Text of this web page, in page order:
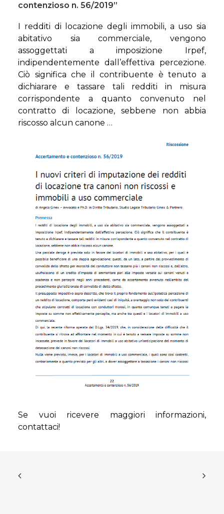
contenzioso n. 56/2019”
I redditi di locazione degli immobili, a uso sia
abitativo sia commerciale, vengono
assoggettati a imposizione Irpef,
indipendentemente dall’effettiva percezione.
Ciò significa che il contribuente è tenuto a
dichiarare e tassare tali redditi in misura
corrispondente a quanto convenuto nel
contratto di locazione, sebbene non abbia
riscosso alcun canone …
Se vuoi ricevere maggiori informazioni,
contattaci!